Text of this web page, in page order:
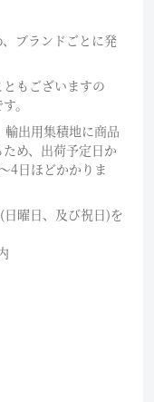
ブランドごとに発
もございますの
。
出用集積地に商品
め、出荷予定日か
4日ほどかかりま
曜日、及び祝日)を